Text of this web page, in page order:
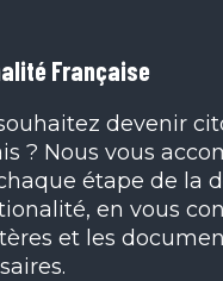
Française
devenir
? Nous vous
étape de la
en vous
et les